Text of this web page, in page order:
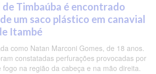
Timbaúba é encontrado
um saco plástico em canavial
Itambé
como Natan Marconi Gomes, de 18 anos.
constatadas perfurações provocadas por
na região da cabeça e na mão direita.